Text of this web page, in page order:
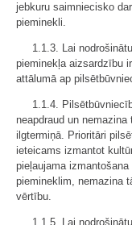
jebkuru saimniecisko
pieminekli.
1.1.3. Lai
pieminekļa aizsardzību
attālumā ap
1.1.4.
neapdraud un
ilgtermiņā. Prioritāri
ieteicams izmantot
pieļaujama
piemineklim, nemazina
vērtību.
1.1.5. Lai